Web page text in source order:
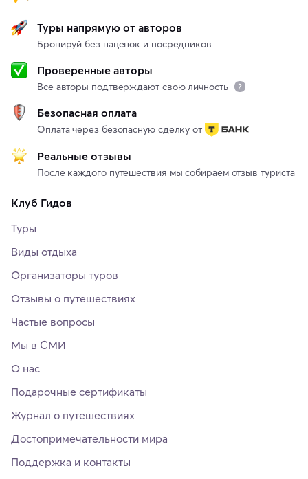
Туры напрямую от авторов
Бронируй без наценок и посредников
Проверенные авторы
Все авторы подтверждают свою личность
Безопасная оплата
Оплата через безопасную сделку от
Реальные отзывы
После каждого путешествия мы собираем отзыв туриста
Клуб Гидов
Туры
Виды отдыха
Организаторы туров
Отзывы о путешествиях
Частые вопросы
Мы в СМИ
О нас
Подарочные сертификаты
Журнал о путешествиях
Достопримечательности мира
Поддержка и контакты